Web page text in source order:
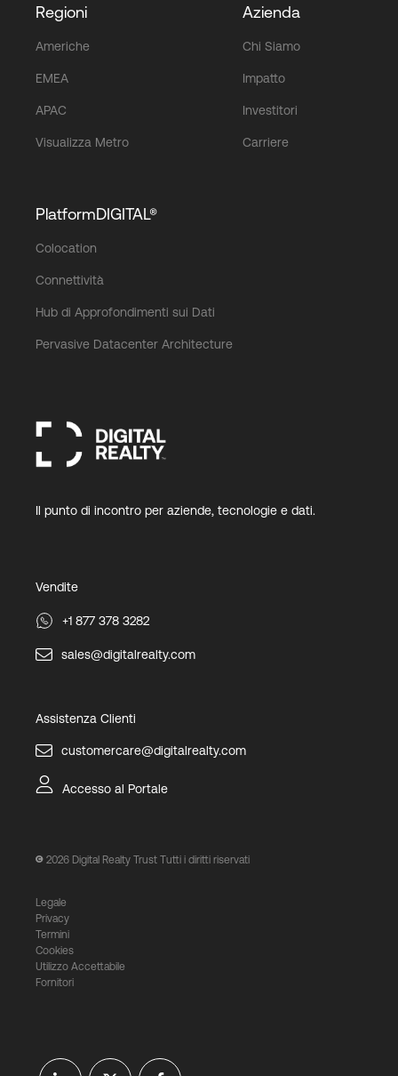
Regioni
Americhe
EMEA
APAC
Visualizza Metro
Azienda
Chi Siamo
Impatto
Investitori
Carriere
PlatformDIGITAL®
Colocation
Connettività
Hub di Approfondimenti sui Dati
Pervasive Datacenter Architecture
Il punto di incontro per aziende, tecnologie e dati.
Vendite
+1 877 378 3282
sales@digitalrealty.com
Assistenza Clienti
customercare@digitalrealty.com
Accesso al Portale
2026 Digital Realty Trust Tutti i diritti riservati
Legale
Privacy
Termini
Cookies
Utilizzo Accettabile
Fornitori